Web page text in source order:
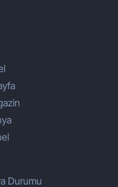
Durumu